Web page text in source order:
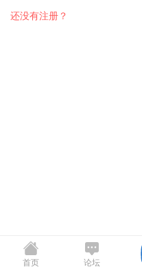
还没有注册？
首页 论坛